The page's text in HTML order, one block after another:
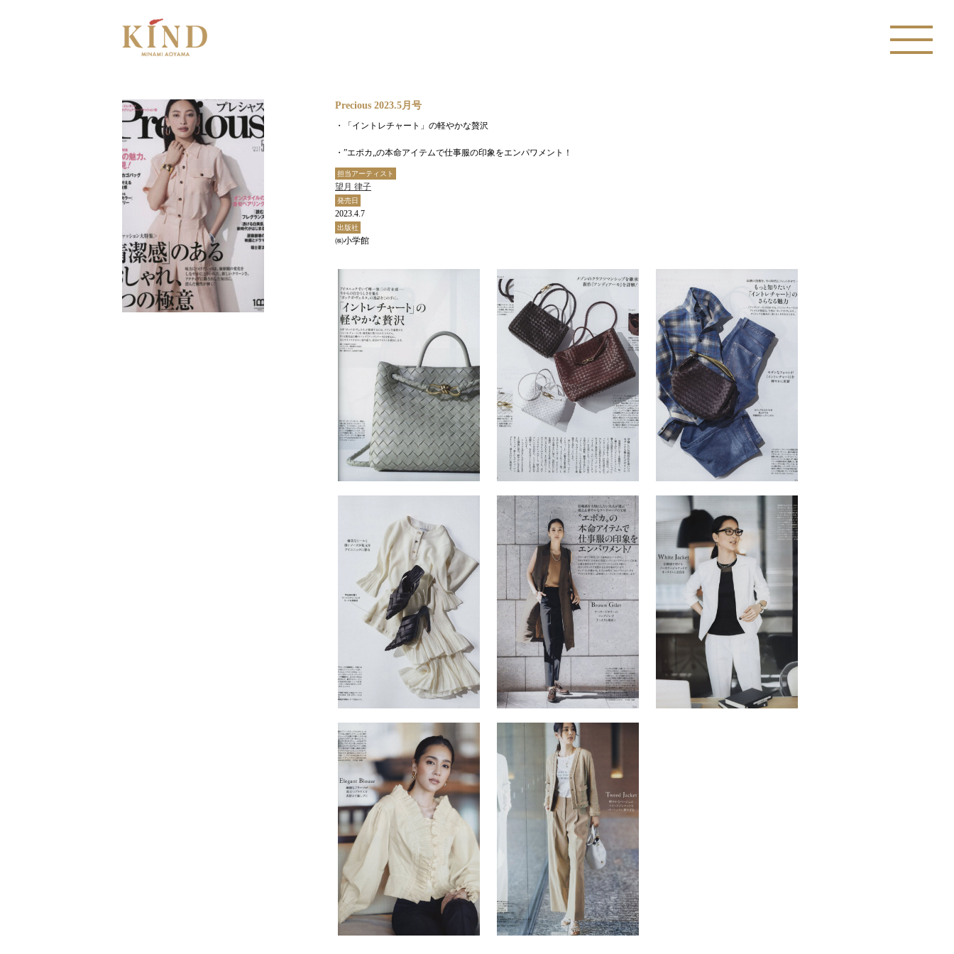
Precious 2023.5月号
・「イントレチャート」の軽やかな贅沢
・”エポカ„の本命アイテムで仕事服の印象をエンパワメント！
担当アーティスト
望月 律子
発売日
2023.4.7
出版社
㈱小学館